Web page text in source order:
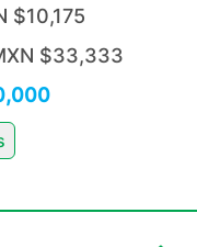
$10,175
$33,333